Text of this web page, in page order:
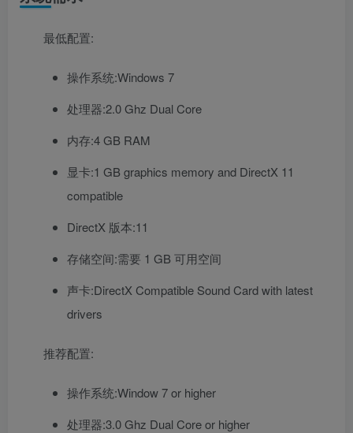
最低配置:
操作系统:Windows 7
处理器:2.0 Ghz Dual Core
内存:4 GB RAM
显卡:1 GB graphics memory and DirectX 11
compatible
DirectX 版本:11
存储空间:需要 1 GB 可用空间
声卡:DirectX Compatible Sound Card with latest
drivers
推荐配置:
操作系统:Window 7 or higher
处理器:3.0 Ghz Dual Core or higher